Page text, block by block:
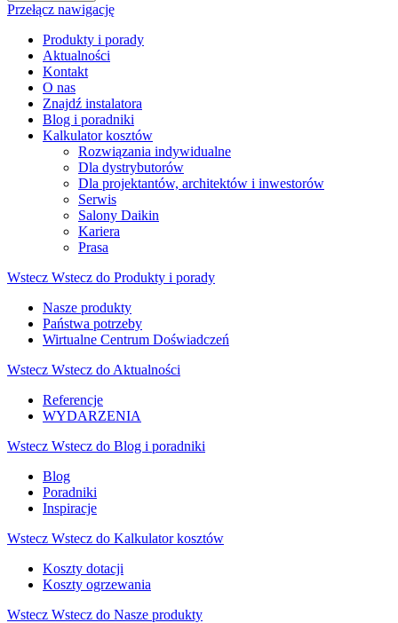
Przełącz nawigację
Produkty i porady
Aktualności
Kontakt
O nas
Znajdź instalatora
Blog i poradniki
Kalkulator kosztów
Rozwiązania indywidualne
Dla dystrybutorów
Dla projektantów, architektów i inwestorów
Serwis
Salony Daikin
Kariera
Prasa
Wstecz Wstecz do Produkty i porady
Nasze produkty
Państwa potrzeby
Wirtualne Centrum Doświadczeń
Wstecz Wstecz do Aktualności
Referencje
WYDARZENIA
Wstecz Wstecz do Blog i poradniki
Blog
Poradniki
Inspiracje
Wstecz Wstecz do Kalkulator kosztów
Koszty dotacji
Koszty ogrzewania
Wstecz Wstecz do Nasze produkty